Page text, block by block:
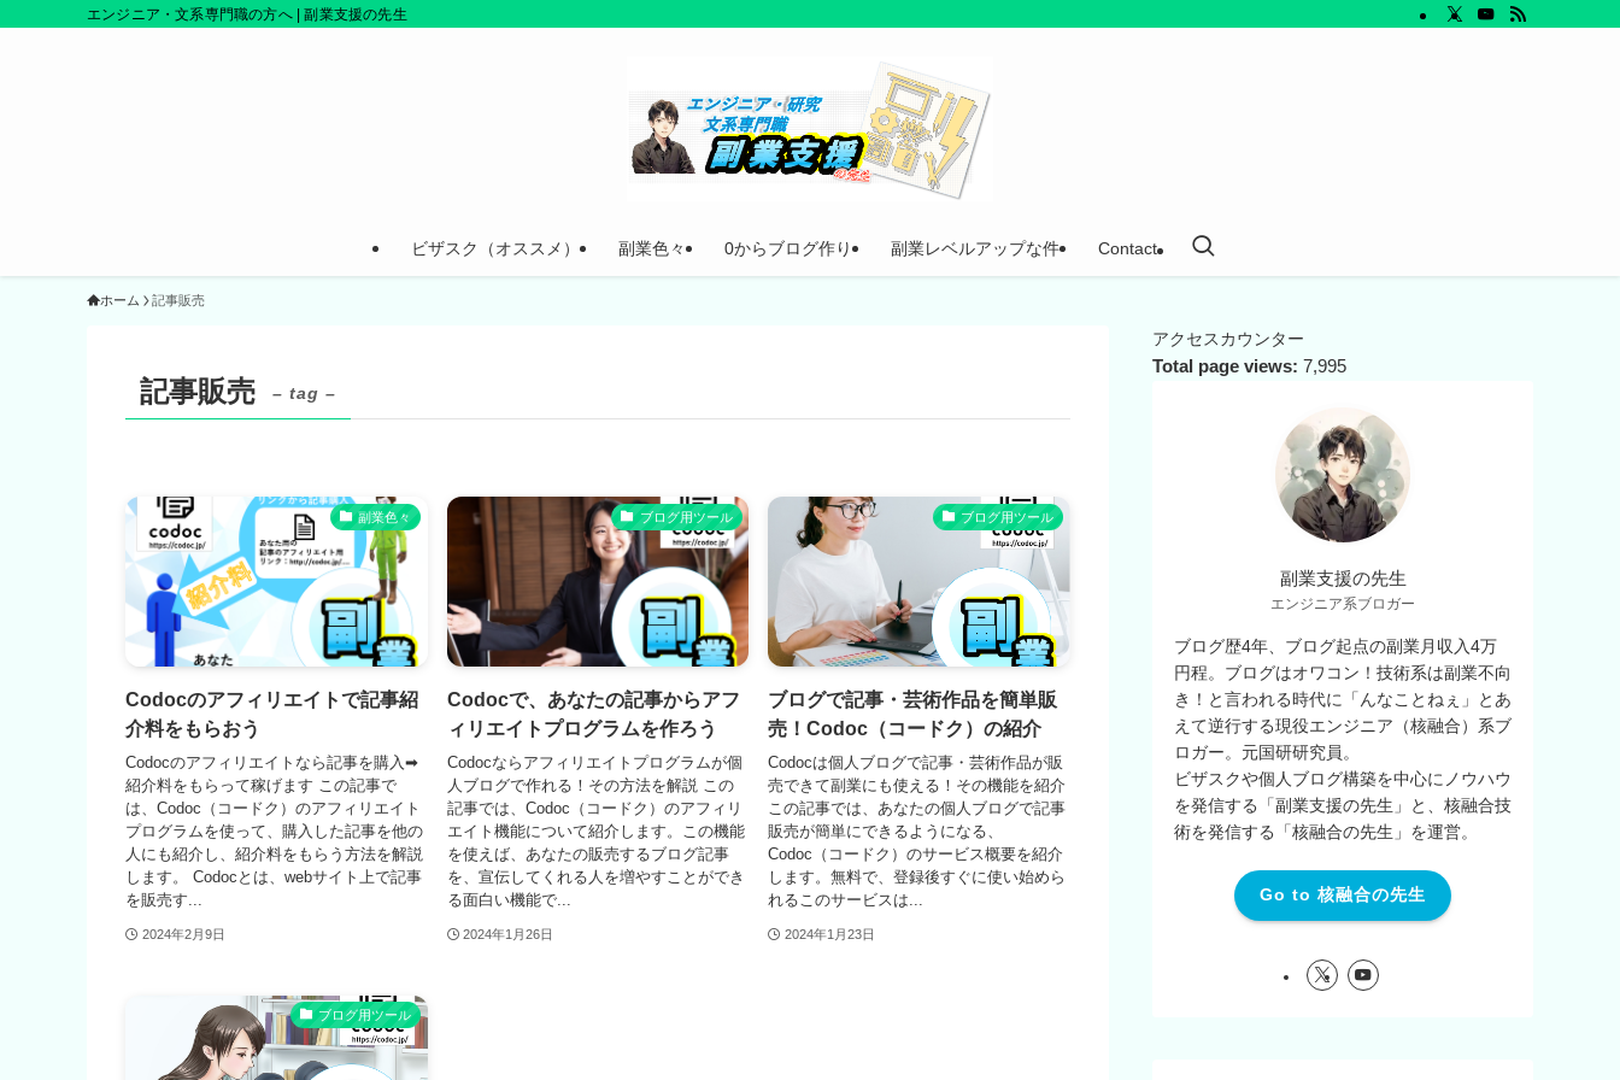
エンジニア・文系専門職の方へ | 副業支援の先生
ビザスク（オススメ） 副業色々 0からブログ作り 副業レベルアップな件 Contact
ホーム 記事販売
記事販売 – tag –
副業色々
Codocのアフィリエイトで記事紹
介料をもらおう
Codocのアフィリエイトなら記事を購入➡
紹介料をもらって稼げます この記事で
は、Codoc（コードク）のアフィリエイト
プログラムを使って、購入した記事を他の
人にも紹介し、紹介料をもらう方法を解説
します。 Codocとは、webサイト上で記事
を販売す...
2024年2月9日
ブログ用ツール
Codocで、あなたの記事からアフ
ィリエイトプログラムを作ろう
Codocならアフィリエイトプログラムが個
人ブログで作れる！その方法を解説 この
記事では、Codoc（コードク）のアフィリ
エイト機能について紹介します。この機能
を使えば、あなたの販売するブログ記事
を、宣伝してくれる人を増やすことができ
る面白い機能で...
2024年1月26日
ブログ用ツール
ブログで記事・芸術作品を簡単販
売！Codoc（コードク）の紹介
Codocは個人ブログで記事・芸術作品が販
売できて副業にも使える！その機能を紹介
この記事では、あなたの個人ブログで記事
販売が簡単にできるようになる、
Codoc（コードク）のサービス概要を紹介
します。無料で、登録後すぐに使い始めら
れるこのサービスは...
2024年1月23日
ブログ用ツール
アクセスカウンター
Total page views: 7,995
副業支援の先生
エンジニア系ブロガー
ブログ歴4年、ブログ起点の副業月収入4万
円程。ブログはオワコン！技術系は副業不向
き！と言われる時代に「んなことねぇ」とあ
えて逆行する現役エンジニア（核融合）系ブ
ロガー。元国研研究員。
ビザスクや個人ブログ構築を中心にノウハウ
を発信する「副業支援の先生」と、核融合技
術を発信する「核融合の先生」を運営。
Go to 核融合の先生